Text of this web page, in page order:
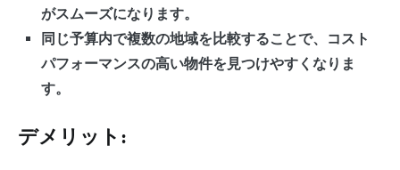
がスムーズになります。
同じ予算内で複数の地域を比較することで、コスト
パフォーマンスの高い物件を見つけやすくなりま
す。
デメリット: